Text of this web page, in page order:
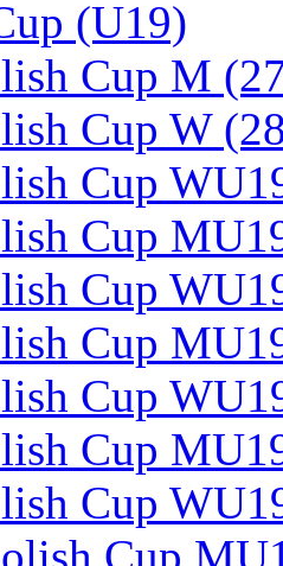
(U19)
Cup M
Cup W
Cup
Cup
Cup
Cup
Cup
Cup
Cup
Cup